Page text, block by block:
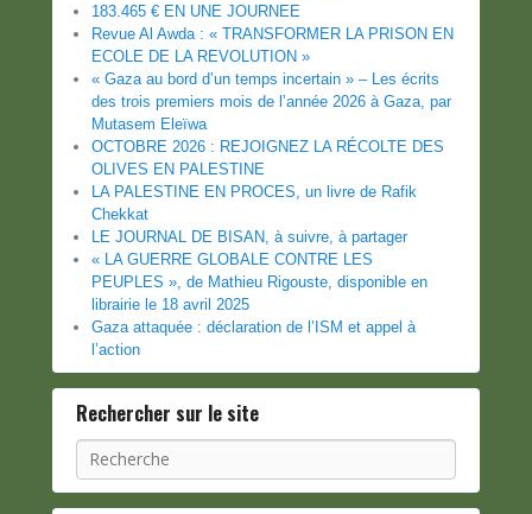
183.465 € EN UNE JOURNEE
Revue Al Awda : « TRANSFORMER LA PRISON EN
ECOLE DE LA REVOLUTION »
« Gaza au bord d’un temps incertain » – Les écrits
des trois premiers mois de l’année 2026 à Gaza, par
Mutasem Eleïwa
OCTOBRE 2026 : REJOIGNEZ LA RÉCOLTE DES
OLIVES EN PALESTINE
LA PALESTINE EN PROCES, un livre de Rafik
Chekkat
LE JOURNAL DE BISAN, à suivre, à partager
« LA GUERRE GLOBALE CONTRE LES
PEUPLES », de Mathieu Rigouste, disponible en
librairie le 18 avril 2025
Gaza attaquée : déclaration de l’ISM et appel à
l’action
Rechercher sur le site
Recherche